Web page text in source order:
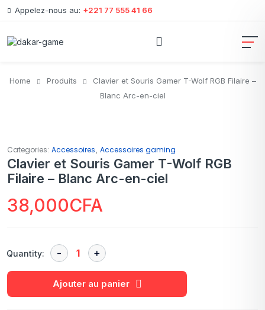
Appelez-nous au: +221 77 555 41 66
Home Produits
Clavier et Souris Gamer T-Wolf RGB Filaire –
Blanc Arc-en-ciel
Categories: Accessoires, Accessoires gaming
Clavier et Souris Gamer T-Wolf RGB
Filaire – Blanc Arc-en-ciel
38,000CFA
Quantity:
Ajouter au panier